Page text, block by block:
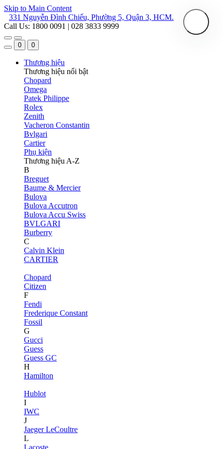
Skip to Main Content
331 Nguyễn Đình Chiểu, Phường 5, Quận 3, HCM.
Call Us: 1800 0091 | 028 3833 9999
0 0
Thương hiệu
Thương hiệu nổi bật
Chopard
Omega
Patek Philippe
Rolex
Zenith
Vacheron Constantin
Bvlgari
Cartier
Phụ kiện
Thương hiệu A-Z
B
Breguet
Baume & Mercier
Bulova
Bulova Accutron
Bulova Accu Swiss
BVLGARI
Burberry
C
Calvin Klein
CARTIER
Chopard
Citizen
F
Fendi
Frederique Constant
Fossil
G
Gucci
Guess
Guess GC
H
Hamilton
Hublot
I
IWC
J
Jaeger LeCoultre
L
Lacoste